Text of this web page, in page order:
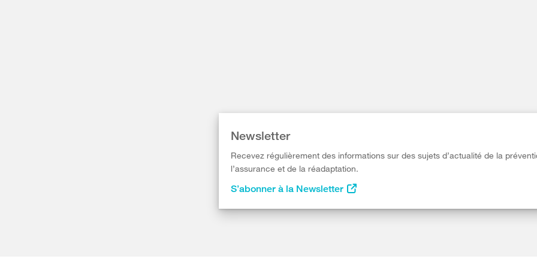
Newsletter
Recevez régulièrement des informations sur des sujets d’actualité de la
l’assurance et de la réadaptation.
S’abonner à la Newsletter